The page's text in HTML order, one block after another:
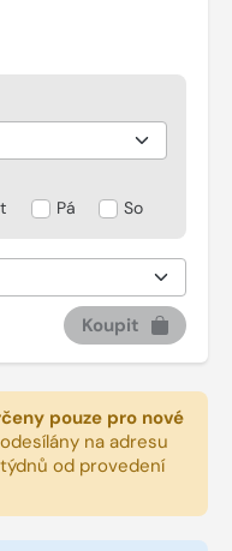
Pá So
Koupit
pouze pro nové
na adresu
od provedení